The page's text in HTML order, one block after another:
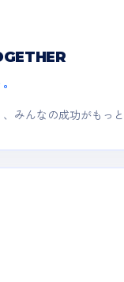
みんなの成功がもっと